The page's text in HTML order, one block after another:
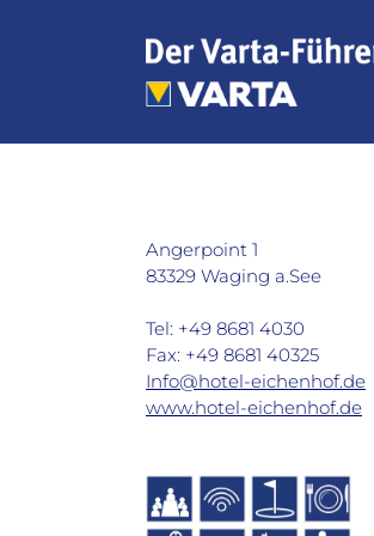
Angerpoint 1
83329 Waging a.See
Tel: +49 8681 4030
Fax: +49 8681 40325
Info@hotel-eichenhof.de
www.hotel-eichenhof.de